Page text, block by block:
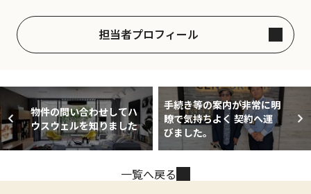
担当者プロフィール
物件の問い合わせしてハ
ウスウェルを知りました
手続き等の案内が非常に明
瞭で気持ちよく 契約へ運
びました。
一覧へ戻る